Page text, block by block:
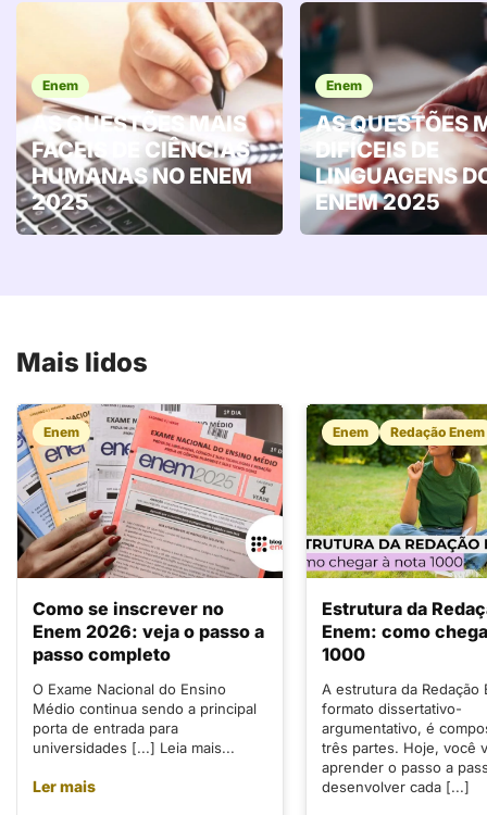
Enem
AS QUESTÕES MAIS
FÁCEIS DE CIÊNCIAS
HUMANAS NO ENEM
2025
Enem
AS QUESTÕES
DIFÍCEIS DE
LINGUAGENS
ENEM 2025
Mais lidos
Enem
Como se inscrever no
Enem 2026: veja o passo a
passo completo
O Exame Nacional do Ensino
Médio continua sendo a principal
porta de entrada para
universidades [...] Leia mais...
Ler mais
Enem Redação Enem
Estrutura da
Enem: como
1000
A estrutura da Redação
formato dissertativo-
argumentativo, é
três partes. Hoje, você
aprender o passo a
desenvolver cada [...]